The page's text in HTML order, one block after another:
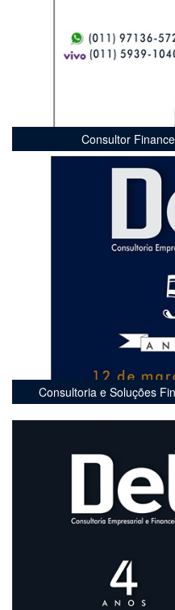
Consultor
Consultoria e Soluções